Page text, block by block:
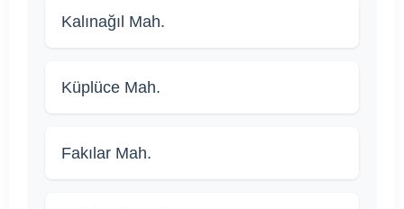
Kalınağıl Mah.
Küplüce Mah.
Fakılar Mah.